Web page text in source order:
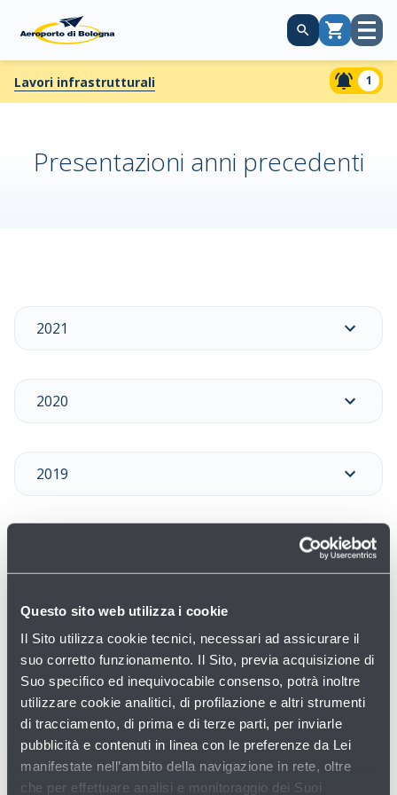
Questo sito web utilizza i cookie
Il Sito utilizza cookie tecnici, necessari ad assicurare il
suo corretto funzionamento. Il Sito, previa acquisizione di
Suo specifico ed inequivocabile consenso, potrà inoltre
utilizzare cookie analitici, di profilazione e altri strumenti
di tracciamento, di prima e di terze parti, per inviarle
pubblicità e contenuti in linea con le preferenze da Lei
manifestate nell’ambito della navigazione in rete, oltre
che per effettuare analisi e monitoraggio dei Suoi
CarrelloApri
Lavori infrastrutturali 1
Presentazioni anni precedenti
2021
2020
2019
2017
2016
2015